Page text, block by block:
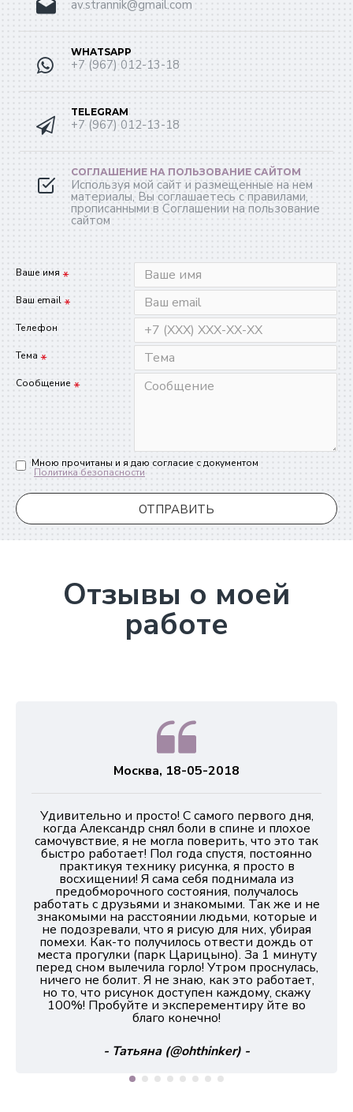
av.strannik@gmail.com
WHATSAPP
+7 (967) 012-13-18
TELEGRAM
+7 (967) 012-13-18
СОГЛАШЕНИЕ НА ПОЛЬЗОВАНИЕ САЙТОМ
Используя мой сайт и размещенные на нем
материалы, Вы соглашаетесь с правилами,
прописанными в Соглашении на пользование
сайтом
Ваше имя
Ваш email
Телефон
Тема
Сообщение
Мною прочитаны и я даю согласие с документом
Политика безопасности
ОТПРАВИТЬ
Отзывы о моей
работе
Москва, 18-05-2018
Удивительно и просто! С самого первого дня,
когда Александр снял боли в спине и плохое
самочувствие, я не могла поверить, что это так
быстро работает! Пол года спустя, постоянно
практикуя технику рисунка, я просто в
восхищении! Я сама себя поднимала из
предобморочного состояния, получалось
работать с друзьями и знакомыми. Так же и не
знакомыми на расстоянии людьми, которые и
не подозревали, что я рисую для них, убирая
помехи. Как-то получилось отвести дождь от
места прогулки (парк Царицыно). За 1 минуту
перед сном вылечила горло! Утром проснулась,
ничего не болит. Я не знаю, как это работает,
но то, что рисунок доступен каждому, скажу
100%! Пробуйте и эксперементиру йте во
благо конечно!
- Татьяна (@ohthinker) -